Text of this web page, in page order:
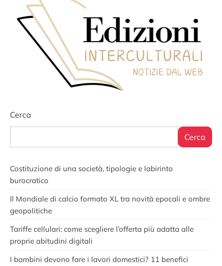
Cerca
Cerca
Costituzione di una società, tipologie e labirinto
burocratico
Il Mondiale di calcio formato XL tra novità epocali e ombre
geopolitiche
Tariffe cellulari: come scegliere l’offerta più adatta alle
proprie abitudini digitali
I bambini devono fare i lavori domestici? 11 benefici